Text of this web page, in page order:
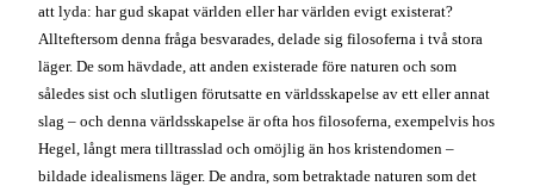
att lyda: har gud skapat världen eller har världen evigt existerat?
Allteftersom denna fråga besvarades, delade sig filosoferna i två stora
läger. De som hävdade, att anden existerade före naturen och som
således sist och slutligen förutsatte en världsskapelse av ett eller annat
slag – och denna världsskapelse är ofta hos filosoferna, exempelvis hos
Hegel, långt mera tilltrasslad och omöjlig än hos kristendomen –
bildade idealismens läger. De andra, som betraktade naturen som det